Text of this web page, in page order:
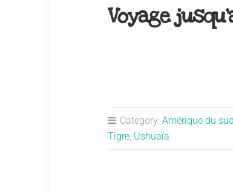
Voyage
Category: Amérique du sud
Tigre, Ushuaïa